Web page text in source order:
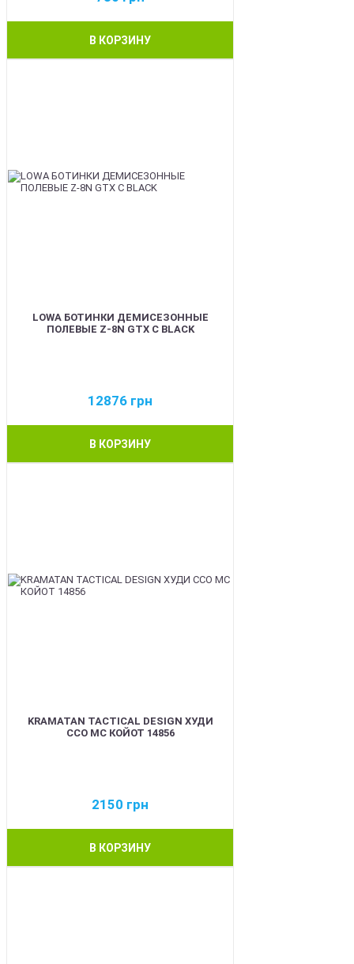
В КОРЗИНУ
LOWA БОТИНКИ ДЕМИСЕЗОННЫЕ
ПОЛЕВЫЕ Z-8N GTX C BLACK
12876 грн
В КОРЗИНУ
KRAMATAN TACTICAL DESIGN ХУДИ
ССО МС КОЙОТ 14856
2150 грн
В КОРЗИНУ